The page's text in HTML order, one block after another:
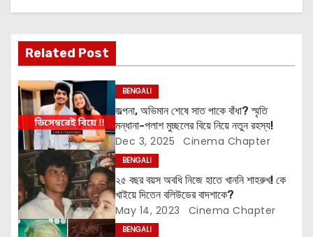
a
v
i
g
a
t
i
o
Related Post
BENGALI
জল্পনা, অভিমান শেষে সাত পাকে বাঁধা? স্মৃতি
মন্ধানা-পলাশ মুচ্ছলের বিয়ে নিয়ে নতুন রহস্য!
Dec 3, 2025 Cinema Chapter
BENGALI
২৫ বছর বয়স অবধি নিজে হাতে খাননি শাহরুখ! কে
খাইয়ে দিতেন বলিউডের বাদশাকে?
May 14, 2023 Cinema Chapter
BENGALI